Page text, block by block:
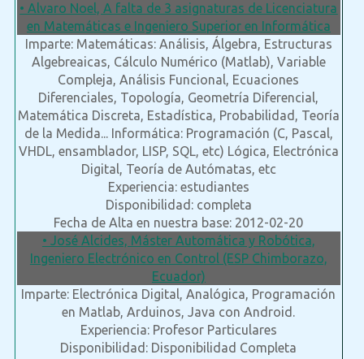
• Alvaro Noel, A falta de 3 asignaturas de Licenciatura
en Matemáticas e Ingeniero Superior en Informática
Imparte: Matemáticas: Análisis, Álgebra, Estructuras
Algebreaicas, Cálculo Numérico (Matlab), Variable
Compleja, Análisis Funcional, Ecuaciones
Diferenciales, Topología, Geometría Diferencial,
Matemática Discreta, Estadística, Probabilidad, Teoría
de la Medida... Informática: Programación (C, Pascal,
VHDL, ensamblador, LISP, SQL, etc) Lógica, Electrónica
Digital, Teoría de Autómatas, etc
Experiencia: estudiantes
Disponibilidad: completa
Fecha de Alta en nuestra base: 2012-02-20
• José Alcides, Máster Automática y Robótica,
Ingeniero Electrónico en Control (ESP Chimborazo,
Ecuador)
Imparte: Electrónica Digital, Analógica, Programación
en Matlab, Arduinos, Java con Android.
Experiencia: Profesor Particulares
Disponibilidad: Disponibilidad Completa